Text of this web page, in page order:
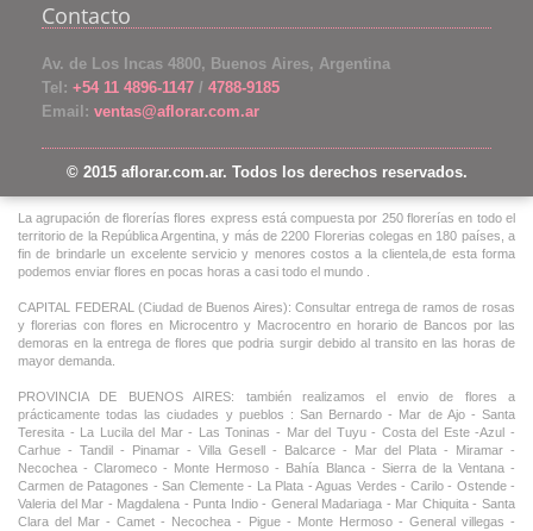
Contacto
Av. de Los Incas 4800, Buenos Aires, Argentina
Tel: +54 11 4896-1147 / 4788-9185
Email: ventas@aflorar.com.ar
© 2015 aflorar.com.ar. Todos los derechos reservados.
La agrupación de florerías flores express está compuesta por 250 florerías en todo el
territorio de la República Argentina, y más de 2200 Florerias colegas en 180 países, a
fin de brindarle un excelente servicio y menores costos a la clientela,de esta forma
podemos enviar flores en pocas horas a casi todo el mundo .
CAPITAL FEDERAL (Ciudad de Buenos Aires): Consultar entrega de ramos de rosas
y florerias con flores en Microcentro y Macrocentro en horario de Bancos por las
demoras en la entrega de flores que podria surgir debido al transito en las horas de
mayor demanda.
PROVINCIA DE BUENOS AIRES: también realizamos el envio de flores a
prácticamente todas las ciudades y pueblos : San Bernardo - Mar de Ajo - Santa
Teresita - La Lucila del Mar - Las Toninas - Mar del Tuyu - Costa del Este -Azul -
Carhue - Tandil - Pinamar - Villa Gesell - Balcarce - Mar del Plata - Miramar -
Necochea - Claromeco - Monte Hermoso - Bahía Blanca - Sierra de la Ventana -
Carmen de Patagones - San Clemente - La Plata - Aguas Verdes - Carilo - Ostende -
Valeria del Mar - Magdalena - Punta Indio - General Madariaga - Mar Chiquita - Santa
Clara del Mar - Camet - Necochea - Pigue - Monte Hermoso - General villegas -